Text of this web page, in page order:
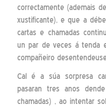
correctamente (ademais
xustificante), e que a
cartas e chamadas
un par de veces á tenda
compañeiro
Cal é a súa sorpresa
pasaran tres anos
chamadas) , ao intentar